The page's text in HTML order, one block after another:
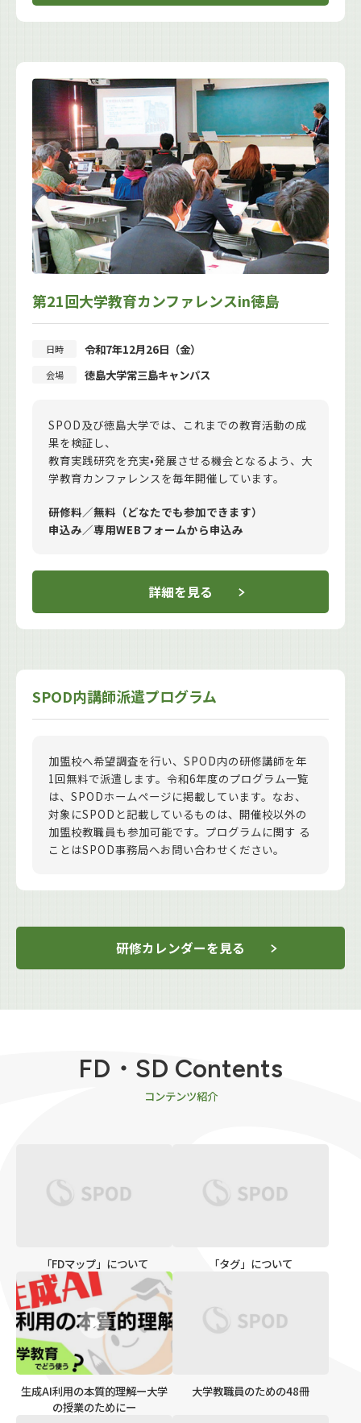
第21回大学教育カンファレンスin徳島
日時 令和7年12月26日（金）
会場 徳島大学常三島キャンパス
SPOD及び徳島大学では、これまでの教育活動の成
果を検証し、
教育実践研究を充実•発展させる機会となるよう、大
学教育カンファレンスを毎年開催しています。
研修料／無料（どなたでも参加できます）
申込み／専用WEBフォームから申込み
詳細を見る
SPOD内講師派遣プログラム
加盟校へ希望調査を行い、SPOD内の研修講師を年
1回無料で派遣します。令和6年度のプログラム一覧
は、SPODホームページに掲載しています。なお、
対象にSPODと記載しているものは、開催校以外の
加盟校教職員も参加可能です。プログラムに関す る
ことはSPOD事務局へお問い合わせください。
研修カレンダーを見る
FD・SD Contents
コンテンツ紹介
「FDマップ」について 「タグ」について
生成AI利用の本質的理解ー大学
の授業のためにー
大学教職員のための48冊